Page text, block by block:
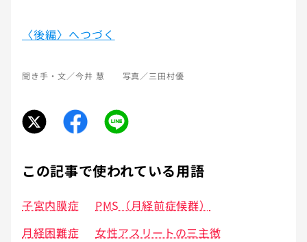
〈後編〉へつづく
聞き手・文／今井 慧 写真／三田村優
この記事で使われている用語
子宮内膜症
PMS（月経前症候群）
月経困難症
女性アスリートの三主徴